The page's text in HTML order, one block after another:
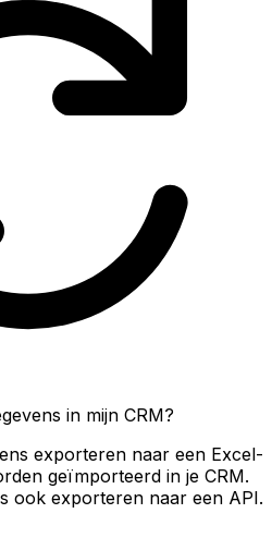
in mijn CRM?
exporteren naar een Excel-
geïmporteerd in je CRM.
ook exporteren naar een API.